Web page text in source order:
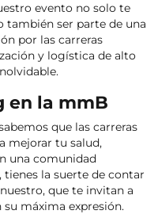
evento no solo te
también ser parte de una
por las carreras
y logística de alto
en la mmB
que las carreras
mejorar tu salud,
una comunidad
tienes la suerte de contar
que te invitan a
máxima expresión.